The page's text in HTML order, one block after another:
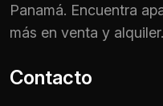
Panamá. Encuentra
más en venta y alquiler.
Contacto